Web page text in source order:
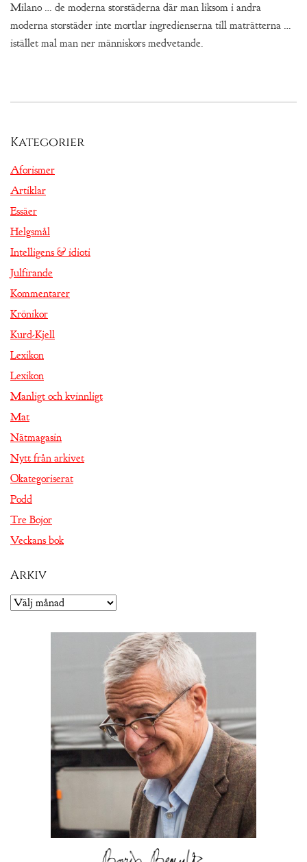
Milano … de moderna storstäderna där man liksom i andra
moderna storstäder inte mortlar ingredienserna till maträtterna …
istället mal man ner människors medvetande.
Kategorier
Aforismer
Artiklar
Essäer
Helgsmål
Intelligens & idioti
Julfirande
Kommentarer
Krönikor
Kurd-Kjell
Lexikon
Lexikon
Manligt och kvinnligt
Mat
Nätmagasin
Nytt från arkivet
Okategoriserat
Podd
Tre Bojor
Veckans bok
Arkiv
Arkiv